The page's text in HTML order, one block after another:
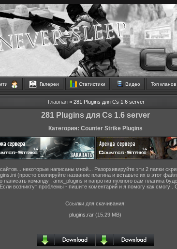
Галереи Статистики Видео Топ кланов
Главная» 281 Plugins для Cs 1.6 server
281 Plugins для Cs 1.6 server
Категория: Counter Strike Plugins
некоторые написаны мной... Разорхивируйте эти 2 папки
(просто скопируйте название плагина и вставьте их в этот
написать команду : amx_plugins и напротив нужного вам плагина
Если возниктут проблемы - пишите коментарий и я помогу как смогу .
Ссылки для скачивания:
plugins.rar (15.29 MB)